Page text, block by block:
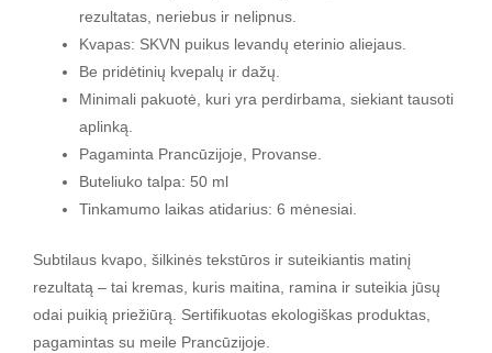
rezultatas, neriebus ir nelipnus.
Kvapas: SKVN puikus levandų eterinio aliejaus.
Be pridėtinių kvepalų ir dažų.
Minimali pakuotė, kuri yra perdirbama, siekiant tausoti
aplinką.
Pagaminta Prancūzijoje, Provanse.
Buteliuko talpa: 50 ml
Tinkamumo laikas atidarius: 6 mėnesiai.
Subtilaus kvapo, šilkinės tekstūros ir suteikiantis matinį
rezultatą – tai kremas, kuris maitina, ramina ir suteikia jūsų
odai puikią priežiūrą. Sertifikuotas ekologiškas produktas,
pagamintas su meile Prancūzijoje.